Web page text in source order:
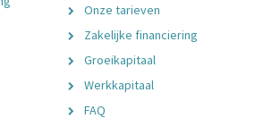
Onze tarieven
Zakelijke financiering
Groeikapitaal
Werkkapitaal
FAQ